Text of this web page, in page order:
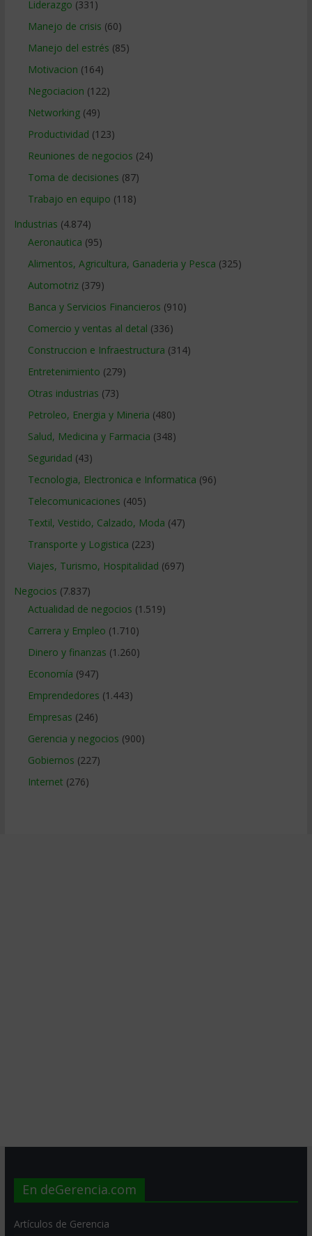
Liderazgo (331)
Manejo de crisis (60)
Manejo del estrés (85)
Motivacion (164)
Negociacion (122)
Networking(49)
Productividad (123)
Reuniones de negocios (24)
Toma de decisiones (87)
Trabajo en equipo (118)
Industrias (4.874)
Aeronautica (95)
Alimentos, Agricultura, Ganaderia y Pesca (325)
Automotriz(379)
Banca y Servicios Financieros (910)
Comercio y ventas al detal (336)
Construccion e Infraestructura (314)
Entretenimiento (279)
Otras industrias (73)
Petroleo, Energia y Mineria (480)
Salud, Medicina y Farmacia (348)
Seguridad (43)
Tecnologia, Electronica e Informatica (96)
Telecomunicaciones (405)
Textil, Vestido, Calzado, Moda (47)
Transporte y Logistica (223)
Viajes, Turismo, Hospitalidad (697)
Negocios (7.837)
Actualidad de negocios (1.519)
Carrera y Empleo (1.710)
Dinero y finanzas (1.260)
Economía (947)
Emprendedores (1.443)
Empresas (246)
Gerencia y negocios (900)
Gobiernos (227)
Internet (276)
En deGerencia.com
Artículos de Gerencia